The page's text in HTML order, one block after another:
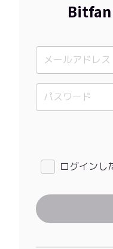
Bitfan
ログインし